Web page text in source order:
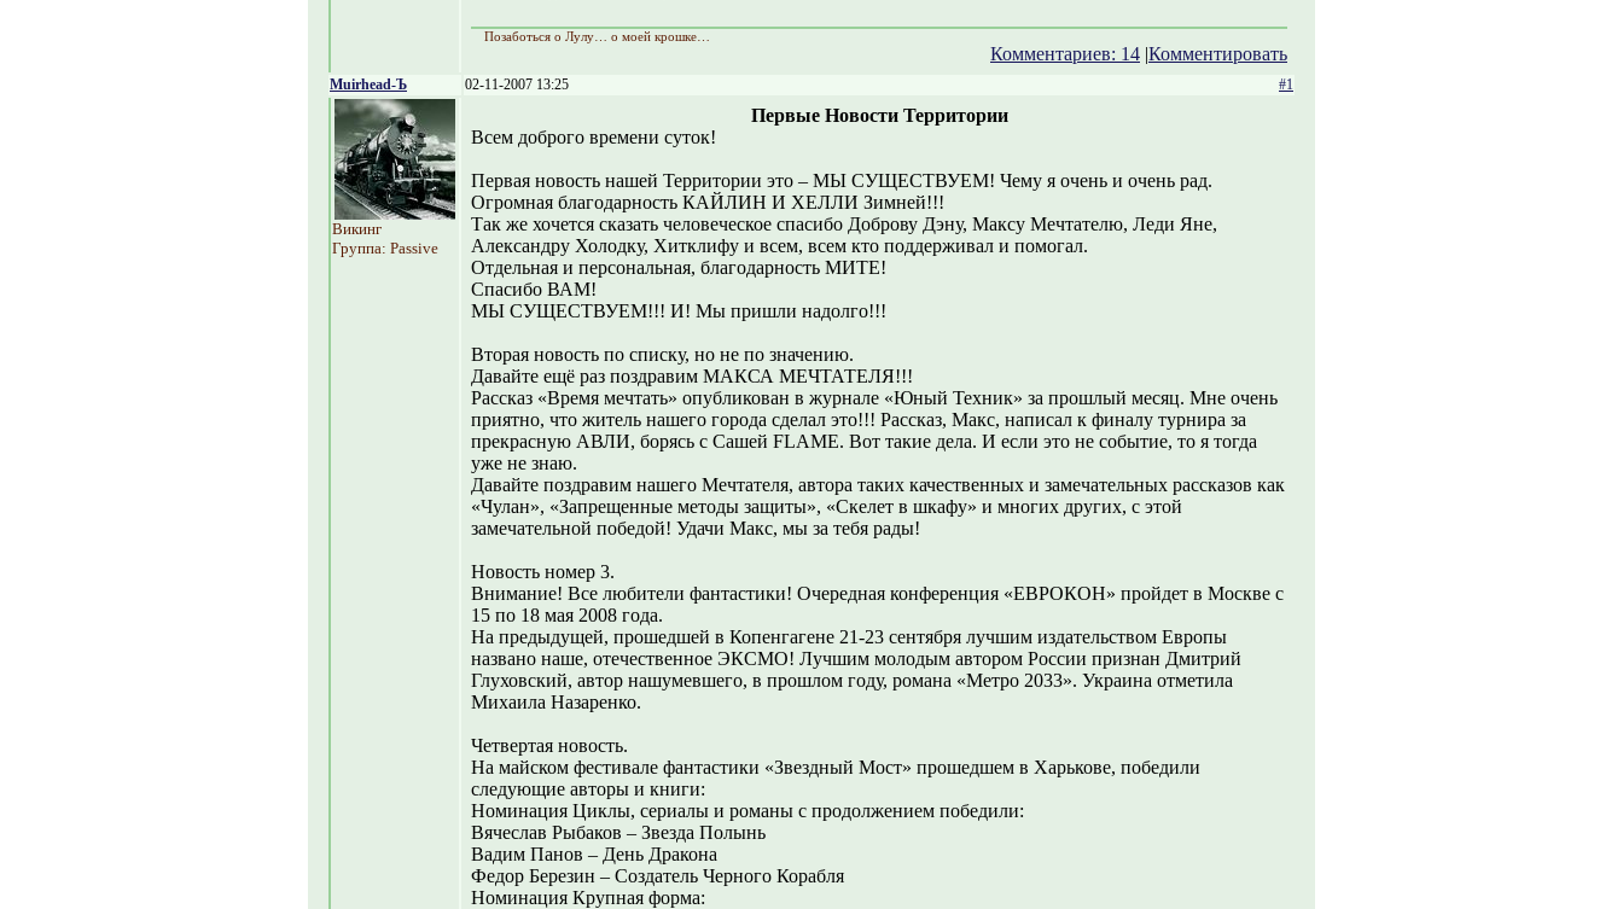
Позаботься о Лулу… о моей крошке…
Комментариев: 14 |Комментировать
Muirhead-Ъ 02-11-2007 13:25 #1
Викинг
Группа: Passive
Первые Новости Территории
Всем доброго времени суток!
Первая новость нашей Территории это – МЫ СУЩЕСТВУЕМ! Чему я очень и очень рад.
Огромная благодарность КАЙЛИН И ХЕЛЛИ Зимней!!!
Так же хочется сказать человеческое спасибо Доброву Дэну, Максу Мечтателю, Леди Яне,
Александру Холодку, Хитклифу и всем, всем кто поддерживал и помогал.
Отдельная и персональная, благодарность МИТЕ!
Спасибо ВАМ!
МЫ СУЩЕСТВУЕМ!!! И! Мы пришли надолго!!!
Вторая новость по списку, но не по значению.
Давайте ещё раз поздравим МАКСА МЕЧТАТЕЛЯ!!!
Рассказ «Время мечтать» опубликован в журнале «Юный Техник» за прошлый месяц. Мне очень
приятно, что житель нашего города сделал это!!! Рассказ, Макс, написал к финалу турнира за
прекрасную АВЛИ, борясь с Сашей FLAME. Вот такие дела. И если это не событие, то я тогда
уже не знаю.
Давайте поздравим нашего Мечтателя, автора таких качественных и замечательных рассказов как
«Чулан», «Запрещенные методы защиты», «Скелет в шкафу» и многих других, с этой
замечательной победой! Удачи Макс, мы за тебя рады!
Новость номер 3.
Внимание! Все любители фантастики! Очередная конференция «ЕВРОКОН» пройдет в Москве с
15 по 18 мая 2008 года.
На предыдущей, прошедшей в Копенгагене 21-23 сентября лучшим издательством Европы
названо наше, отечественное ЭКСМО! Лучшим молодым автором России признан Дмитрий
Глуховский, автор нашумевшего, в прошлом году, романа «Метро 2033». Украина отметила
Михаила Назаренко.
Четвертая новость.
На майском фестивале фантастики «Звездный Мост» прошедшем в Харькове, победили
следующие авторы и книги:
Номинация Циклы, сериалы и романы с продолжением победили:
Вячеслав Рыбаков – Звезда Полынь
Вадим Панов – День Дракона
Федор Березин – Создатель Черного Корабля
Номинация Крупная форма: